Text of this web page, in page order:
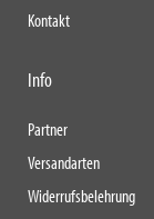
Kontakt
Info
Partner
Versandarten
Widerrufsbelehrung